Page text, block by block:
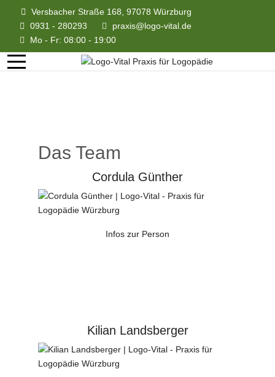
Versbacher Straße 168, 97078 Würzburg
0931 - 280293
praxis@logo-vital.de
Mo - Fr: 08:00 - 19:00
Das Team
Cordula Günther
Infos zur Person
Kilian Landsberger